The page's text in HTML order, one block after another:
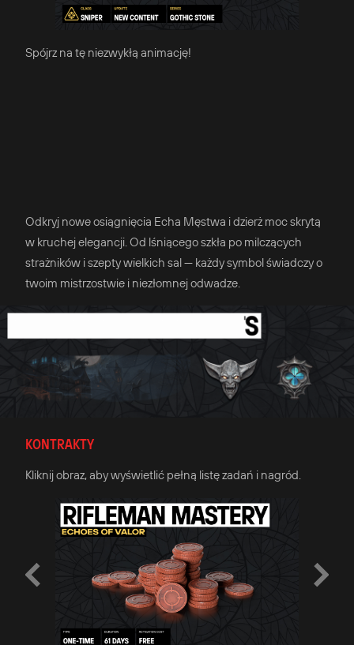
Spójrz na tę niezwykłą animację!
Odkryj nowe osiągnięcia Echa Męstwa i dzierż moc skrytą
w kruchej elegancji. Od lśniącego szkła po milczących
strażników i szepty wielkich sal — każdy symbol świadczy o
twoim mistrzostwie i niezłomnej odwadze.
KONTRAKTY
Kliknij obraz, aby wyświetlić pełną listę zadań i nagród.